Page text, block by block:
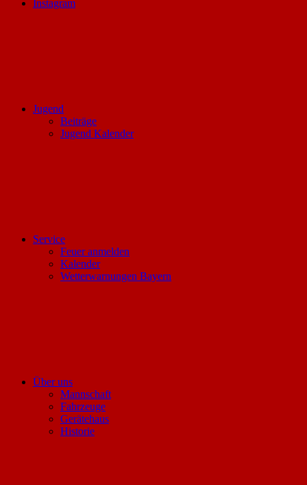
Instagram
Jugend
Beiträge
Jugend Kalender
Service
Feuer anmelden
Kalender
Wetterwarnungen Bayern
Über uns
Mannschaft
Fahrzeuge
Gerätehaus
Historie